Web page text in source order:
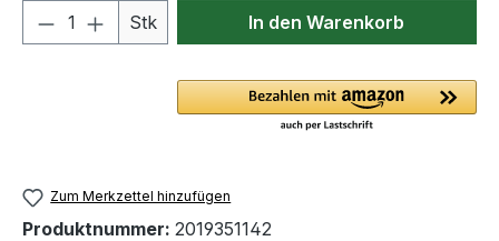
Produkt Anzahl: Gib den
Stk In den Warenkorb
Zum Merkzettel hinzufügen
Produktnummer: 2019351142